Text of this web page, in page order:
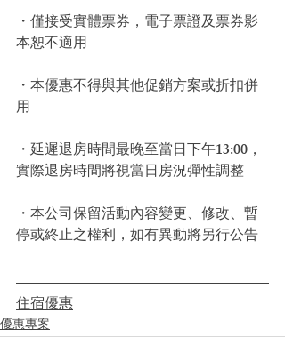
・僅接受實體票券，電子票證及票券影
本恕不適用
・本優惠不得與其他促銷方案或折扣併
用
・延遲退房時間最晚至當日下午13:00，
實際退房時間將視當日房況彈性調整
・本公司保留活動內容變更、修改、暫
停或終止之權利，如有異動將另行公告
住宿優惠
優惠專案